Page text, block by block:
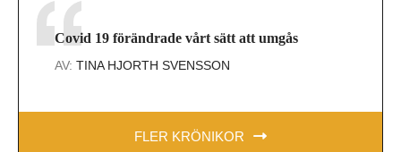
Covid 19 förändrade vårt sätt att umgås
AV: TINA HJORTH SVENSSON
FLER KRÖNIKOR